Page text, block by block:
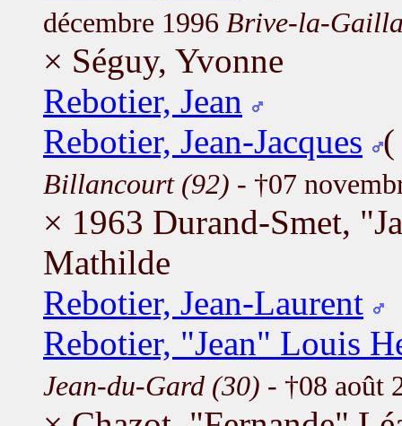
décembre 1996 Brive-la-
× Séguy, Yvonne
Rebotier, Jean
Rebotier, Jean-Jacques
Billancourt (92) - †07
× 1963 Durand-Smet,
Mathilde
Rebotier, Jean-Laurent
Rebotier, "Jean" Louis
Jean-du-Gard (30) - †08 août